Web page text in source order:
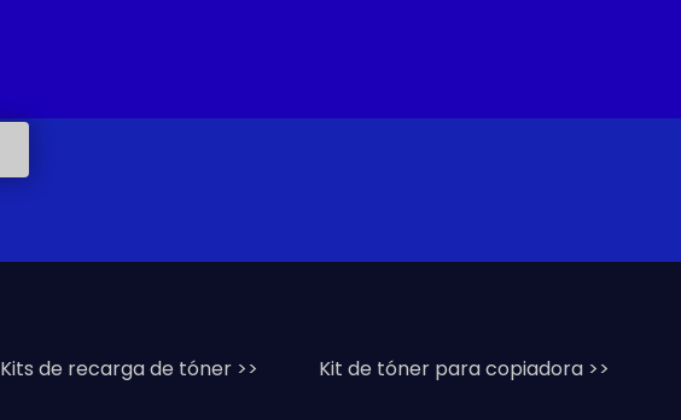
Kits de recarga de tóner >>
Kit de tóner para copiadora >>